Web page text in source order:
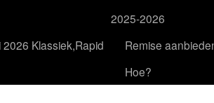
2025-2026
2026 Klassiek,Rapid
Remise
Hoe?